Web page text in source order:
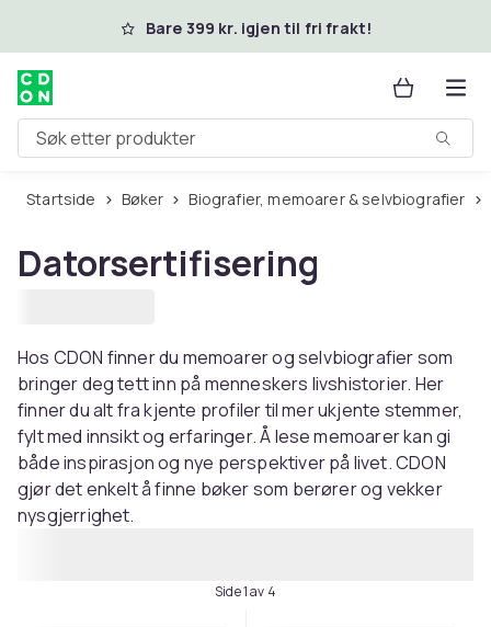
Hopp til hovedinnholdBare 399 kr. igjen til fri frakt!
Søk etter produkter
Startside Bøker Biografier, memoarer & selvbiografier
Datorsertifisering
Hos CDON finner du memoarer og selvbiografier som
bringer deg tett inn på menneskers livshistorier. Her
finner du alt fra kjente profiler til mer ukjente stemmer,
fylt med innsikt og erfaringer. Å lese memoarer kan gi
både inspirasjon og nye perspektiver på livet. CDON
gjør det enkelt å finne bøker som berører og vekker
nysgjerrighet.
Side 1 av 4